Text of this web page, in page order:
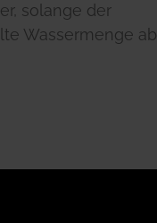
solange der
Wassermenge ab.